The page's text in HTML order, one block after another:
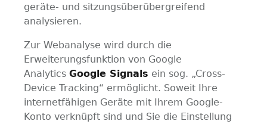
geräte- und sitzungsüberübergreifend
analysieren.
Zur Webanalyse wird durch die
Erweiterungsfunktion von Google
Analytics Google Signals ein sog. „Cross-
Device Tracking“ ermöglicht. Soweit Ihre
internetfähigen Geräte mit Ihrem Google-
Konto verknüpft sind und Sie die Einstellung